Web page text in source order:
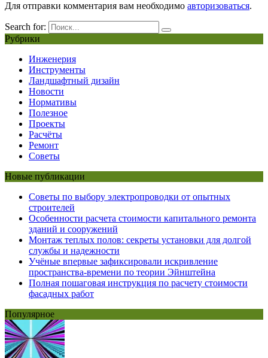
Для отправки комментария вам необходимо авторизоваться.
Search for:
Рубрики
Инженерия
Инструменты
Ландшафтный дизайн
Новости
Нормативы
Полезное
Проекты
Расчёты
Ремонт
Советы
Новые публикации
Советы по выбору электропроводки от опытных
строителей
Особенности расчета стоимости капитального ремонта
зданий и сооружений
Монтаж теплых полов: секреты установки для долгой
службы и надежности
Учёные впервые зафиксировали искривление
пространства-времени по теории Эйнштейна
Полная пошаговая инструкция по расчету стоимости
фасадных работ
Популярное